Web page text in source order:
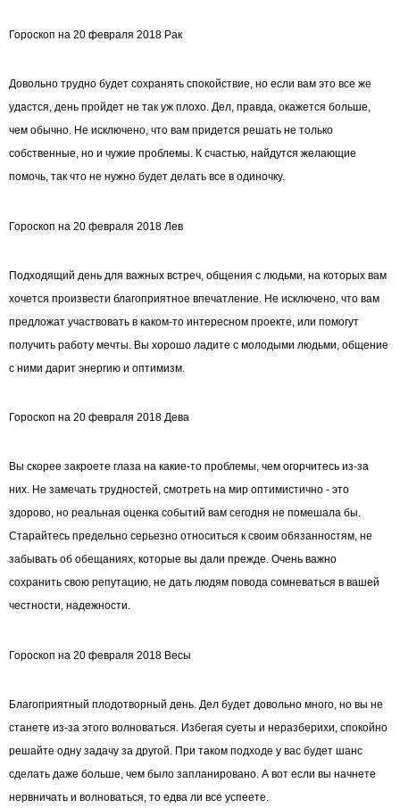
Гороскоп на 20 февраля 2018 Рак
Довольно трудно будет сохранять спокойствие, но если вам это все же
удастся, день пройдет не так уж плохо. Дел, правда, окажется больше,
чем обычно. Не исключено, что вам придется решать не только
собственные, но и чужие проблемы. К счастью, найдутся желающие
помочь, так что не нужно будет делать все в одиночку.
Гороскоп на 20 февраля 2018 Лев
Подходящий день для важных встреч, общения с людьми, на которых вам
хочется произвести благоприятное впечатление. Не исключено, что вам
предложат участвовать в каком-то интересном проекте, или помогут
получить работу мечты. Вы хорошо ладите с молодыми людьми, общение
с ними дарит энергию и оптимизм.
Гороскоп на 20 февраля 2018 Дева
Вы скорее закроете глаза на какие-то проблемы, чем огорчитесь из-за
них. Не замечать трудностей, смотреть на мир оптимистично - это
здорово, но реальная оценка событий вам сегодня не помешала бы.
Старайтесь предельно серьезно относиться к своим обязанностям, не
забывать об обещаниях, которые вы дали прежде. Очень важно
сохранить свою репутацию, не дать людям повода сомневаться в вашей
честности, надежности.
Гороскоп на 20 февраля 2018 Весы
Благоприятный плодотворный день. Дел будет довольно много, но вы не
станете из-за этого волноваться. Избегая суеты и неразберихи, спокойно
решайте одну задачу за другой. При таком подходе у вас будет шанс
сделать даже больше, чем было запланировано. А вот если вы начнете
нервничать и волноваться, то едва ли все успеете.